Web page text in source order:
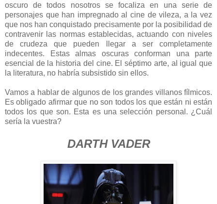
oscuro de todos nosotros se focaliza en una serie de
personajes que han impregnado al cine de vileza, a la vez
que nos han conquistado precisamente por la posibilidad de
contravenir las normas establecidas, actuando con niveles
de crudeza que pueden llegar a ser completamente
indecentes. Estas almas oscuras conforman una parte
esencial de la historia del cine. El séptimo arte, al igual que
la literatura, no habría subsistido sin ellos.
Vamos a hablar de algunos de los grandes villanos fílmicos.
Es obligado afirmar que no son todos los que están ni están
todos los que son. Esta es una selección personal. ¿Cuál
sería la vuestra?
DARTH VADER